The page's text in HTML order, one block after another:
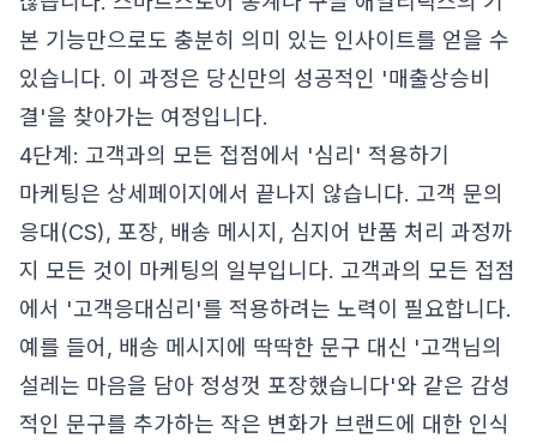
본 기능만으로도 충분히 의미 있는 인사이트를 얻을 수
있습니다. 이 과정은 당신만의 성공적인 '매출상승비
결'을 찾아가는 여정입니다.
4단계: 고객과의 모든 접점에서 '심리' 적용하기
마케팅은 상세페이지에서 끝나지 않습니다. 고객 문의
응대(CS), 포장, 배송 메시지, 심지어 반품 처리 과정까
지 모든 것이 마케팅의 일부입니다. 고객과의 모든 접점
에서 '고객응대심리'를 적용하려는 노력이 필요합니다.
예를 들어, 배송 메시지에 딱딱한 문구 대신 '고객님의
설레는 마음을 담아 정성껏 포장했습니다'와 같은 감성
적인 문구를 추가하는 작은 변화가 브랜드에 대한 인식